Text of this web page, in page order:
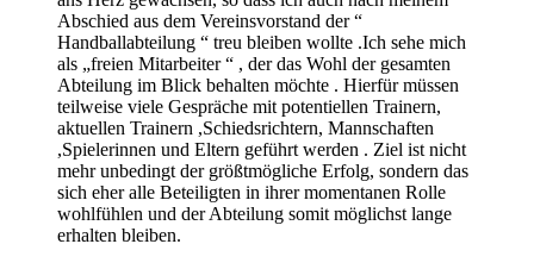
Abschied aus dem Vereinsvorstand der “
Handballabteilung “ treu bleiben wollte .Ich sehe mich
als „freien Mitarbeiter “ , der das Wohl der gesamten
Abteilung im Blick behalten möchte . Hierfür müssen
teilweise viele Gespräche mit potentiellen Trainern,
aktuellen Trainern ,Schiedsrichtern, Mannschaften
,Spielerinnen und Eltern geführt werden . Ziel ist nicht
mehr unbedingt der größtmögliche Erfolg, sondern das
sich eher alle Beteiligten in ihrer momentanen Rolle
wohlfühlen und der Abteilung somit möglichst lange
erhalten bleiben.